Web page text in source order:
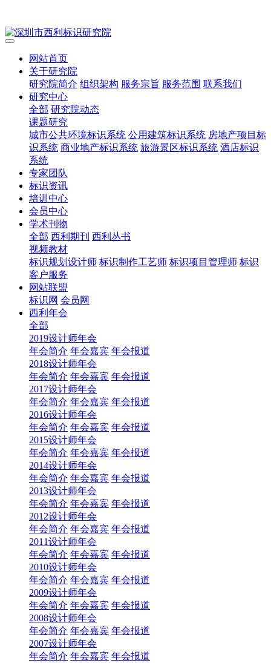
网站首页
关于研究院
研究院简介 组织架构 服务宗旨 服务范围 联系我们
研究中心
全部 研究院动态
课题研究
城市公共环境标识系统 公用建筑标识系统 房地产项目标
识系统 商业地产标识系统 旅游景区标识系统 酒店标识
系统
专家团队
标识资讯
培训中心
会员中心
学术刊物
全部 西利期刊 西利丛书
视频教材
标识规划设计师 标识制作工艺师 标识项目管理师 标识
客户服务
网站联盟
标识网 会员网
西利年会
全部
2019设计师年会
年会简介 年会嘉宾 年会报道
2018设计师年会
年会简介 年会嘉宾 年会报道
2017设计师年会
年会简介 年会嘉宾 年会报道
2016设计师年会
年会简介 年会嘉宾 年会报道
2015设计师年会
年会简介 年会嘉宾 年会报道
2014设计师年会
年会简介 年会嘉宾 年会报道
2013设计师年会
年会简介 年会嘉宾 年会报道
2012设计师年会
年会简介 年会嘉宾 年会报道
2011设计师年会
年会简介 年会嘉宾 年会报道
2010设计师年会
年会简介 年会嘉宾 年会报道
2009设计师年会
年会简介 年会嘉宾 年会报道
2008设计师年会
年会简介 年会嘉宾 年会报道
2007设计师年会
年会简介 年会嘉宾 年会报道